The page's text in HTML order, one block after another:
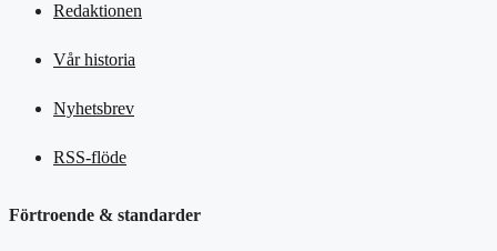
Redaktionen
Vår historia
Nyhetsbrev
RSS-flöde
Förtroende & standarder